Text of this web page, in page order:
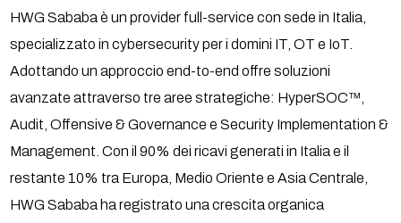
HWG Sababa è un provider full-service con sede in Italia,
specializzato in cybersecurity per i domini IT, OT e IoT.
Adottando un approccio end-to-end offre soluzioni
avanzate attraverso tre aree strategiche: HyperSOC™,
Audit, Offensive & Governance e Security Implementation &
Management. Con il 90% dei ricavi generati in Italia e il
restante 10% tra Europa, Medio Oriente e Asia Centrale,
HWG Sababa ha registrato una crescita organica